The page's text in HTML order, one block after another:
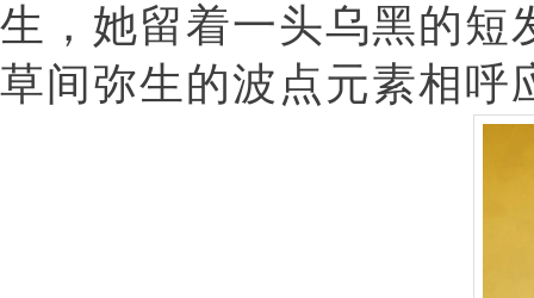
生，她留着一头乌黑的短
草间弥生的波点元素相呼